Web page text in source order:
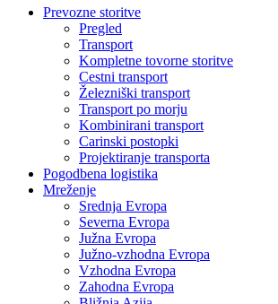
Prevozne storitve
Pregled
Transport
Kompletne tovorne storitve
Cestni transport
Železniški transport
Transport po morju
Kombinirani transport
Carinski postopki
Projektiranje transporta
Pogodbena logistika
Mreženje
Srednja Evropa
Severna Evropa
Južna Evropa
Južno-vzhodna Evropa
Vzhodna Evropa
Zahodna Evropa